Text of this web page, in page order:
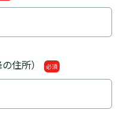
住所） 必須